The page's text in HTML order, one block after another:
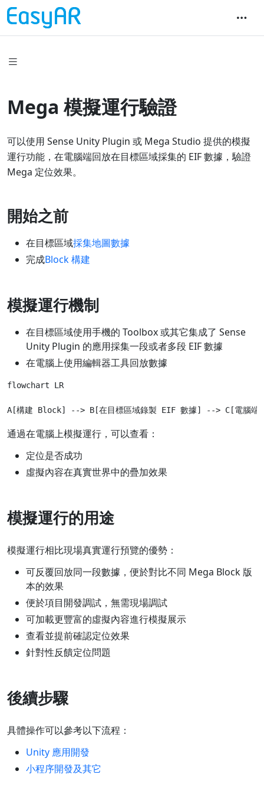
Mega 模擬運行驗證
可以使用 Sense Unity Plugin 或 Mega Studio 提供的模擬
運行功能，在電腦端回放在目標區域採集的 EIF 數據，驗證
Mega 定位效果。
開始之前
在目標區域採集地圖數據
完成Block 構建
模擬運行機制
在目標區域使用手機的 Toolbox 或其它集成了 Sense
Unity Plugin 的應用採集一段或者多段 EIF 數據
在電腦上使用編輯器工具回放數據
flowchart LR
通過在電腦上模擬運行，可以查看：
定位是否成功
虛擬內容在真實世界中的疊加效果
模擬運行的用途
模擬運行相比現場真實運行預覽的優勢：
可反覆回放同一段數據，便於對比不同 Mega Block 版
本的效果
便於項目開發調試，無需現場調試
可加載更豐富的虛擬內容進行模擬展示
查看並提前確認定位效果
針對性反饋定位問題
後續步驟
具體操作可以參考以下流程：
Unity 應用開發
小程序開發及其它